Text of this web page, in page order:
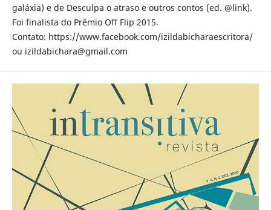
galáxia) e de Desculpa o atraso e outros contos (ed. @link).
Foi finalista do Prêmio Off Flip 2015.
Contato: https://www.facebook.com/izildabicharaescritora/
ou izildabichara@gmail.com